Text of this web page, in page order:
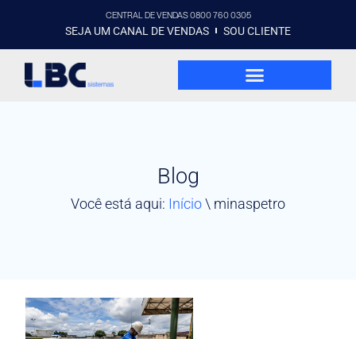
CENTRAL DE VENDAS 0800 760 0305
SEJA UM CANAL DE VENDAS SOU CLIENTE
Blog
Você está aqui: Início\ minaspetro